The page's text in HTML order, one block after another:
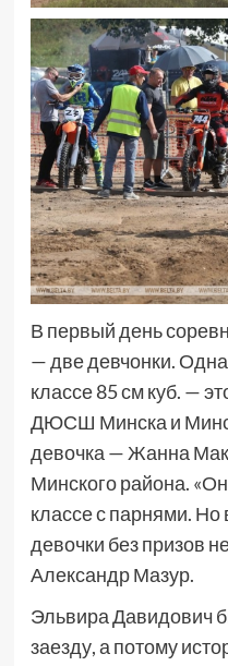
В первый день
— две девчонки.
классе 85 см куб. —
ДЮСШ Минска и
девочка — Жанна
Минского района.
классе с парнями.
девочки без призов
Александр Мазур.
Эльвира Давидович
заезду, а потому